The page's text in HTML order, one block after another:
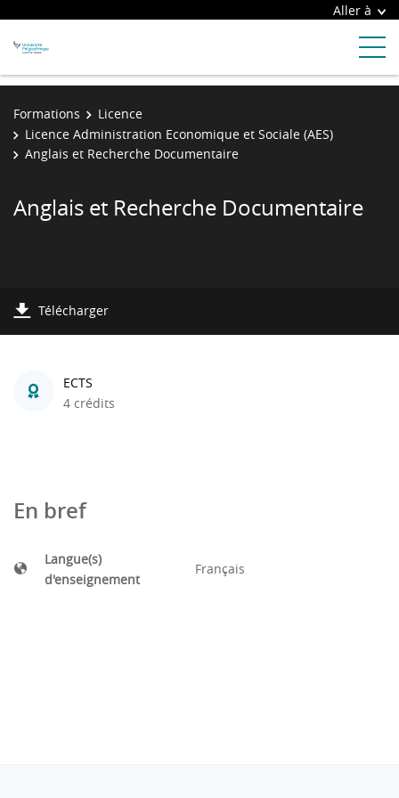
Aller à
Formations
Licence
Licence Administration Economique et Sociale (AES)
Anglais et Recherche Documentaire
Anglais et Recherche Documentaire
Télécharger
ECTS
4 crédits
En bref
Langue(s)
d'enseignement
Français